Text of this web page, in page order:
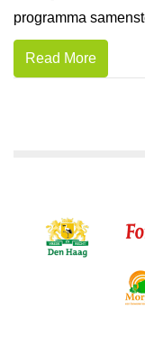
programma
Read More